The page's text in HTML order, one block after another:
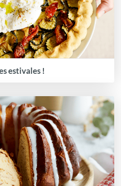
estivales !